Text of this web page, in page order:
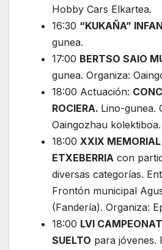
Hobby Cars Elkartea.
16:30 “KUKAÑA”
gunea.
17:00 BERTSO SAIO
gunea. Organiza:
18:00 Actuación:
ROCIERA. Lino-gunea.
Oaingozhau kolektiboa.
18:00 XXIX
ETXEBERRIA con
diversas categorías.
Frontón municipal
(Fandería). Organiza:
18:00 LVI
SUELTO para jóvenes.